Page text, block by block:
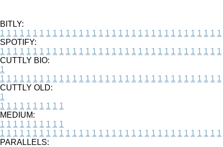
BITLY:
1 1 1 1 1 1 1 1 1 1 1 1 1 1 1 1 1 1 1 1 1 1 1 1 1 1 1 1 1 1 1 1 1 1
SPOTIFY:
1 1 1 1 1 1 1 1 1 1 1 1 1 1 1 1 1 1 1 1 1 1 1 1 1 1 1 1 1 1 1 1 1 1
CUTTLY BIO:
1
1 1 1 1 1 1 1 1 1 1 1 1 1 1 1 1 1 1 1 1 1 1 1 1 1 1 1 1 1 1 1 1 1 1
CUTTLY OLD:
1
1 1 1 1 1 1 1 1 1 1
MEDIUM:
1 1 1 1 1 1 1 1 1 1
1 1 1 1 1 1 1 1 1 1 1 1 1 1 1 1 1 1 1 1 1 1 1 1 1 1 1 1 1 1 1 1 1 1
PARALLELS: